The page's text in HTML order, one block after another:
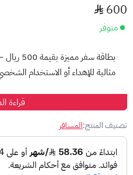
600
متوفر
بطاقة سفر مميزة بقيمة 500 ريال – لأفضل الفنادق والرحلات
مثالية للإهداء أو الاستخدام
💡 طريقة الشحن: قم بالحجز عبر
يتم خصم المبلغ تلقائيًا
قراءة
تصنيف المنتج:المسافر